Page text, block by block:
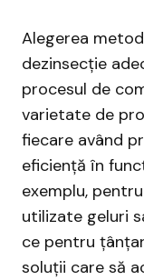
Alegerea
dezinsecție
procesul de
varietate de
fiecare având
eficiență în
exemplu,
utilizate geluri
ce pentru
soluții care să